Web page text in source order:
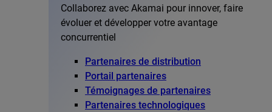
Collaborez avec Akamai pour innover, faire
évoluer et développer votre avantage
concurrentiel
Partenaires de distribution
Portail partenaires
Témoignages de partenaires
Partenaires technologiques